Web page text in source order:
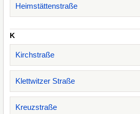
Heimstättenstraße
K
Kirchstraße
Klettwitzer Straße
Kreuzstraße